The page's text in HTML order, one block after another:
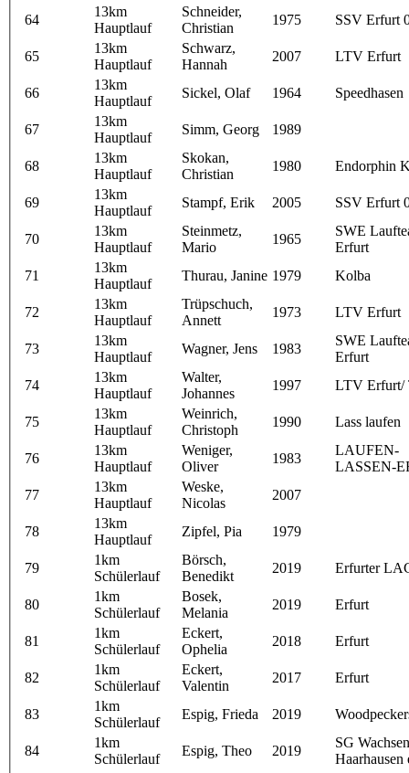
64
13km
Hauptlauf
Schneider,
Christian
1975 SSV Erfurt
65
13km
Hauptlauf
Schwarz,
Hannah
2007 LTV Erfurt
66
13km
Hauptlauf
Sickel, Olaf 1964 Speedhasen
67
13km
Hauptlauf
Simm, Georg 1989
68
13km
Hauptlauf
Skokan,
Christian
1980 Endorphin
69
13km
Hauptlauf
Stampf, Erik 2005 SSV Erfurt
70
13km
Hauptlauf
Steinmetz,
Mario
1965
SWE
Erfurt
71
13km
Hauptlauf
Thurau, Janine 1979 Kolba
72
13km
Hauptlauf
Trüpschuch,
Annett
1973 LTV Erfurt
73
13km
Hauptlauf
Wagner, Jens 1983
SWE
Erfurt
74
13km
Hauptlauf
Walter,
Johannes
1997 LTV Erfurt/
75
13km
Hauptlauf
Weinrich,
Christoph
1990 Lass laufen
76
13km
Hauptlauf
Weniger,
Oliver
1983
LAUFEN-
LASSEN-
77
13km
Hauptlauf
Weske,
Nicolas
2007
78
13km
Hauptlauf
Zipfel, Pia 1979
79
1km
Schülerlauf
Börsch,
Benedikt
2019 Erfurter
80
1km
Schülerlauf
Bosek,
Melania
2019 Erfurt
81
1km
Schülerlauf
Eckert,
Ophelia
2018 Erfurt
82
1km
Schülerlauf
Eckert,
Valentin
2017 Erfurt
83
1km
Schülerlauf
Espig, Frieda 2019
84
1km
Schülerlauf
Espig, Theo 2019
SG
Haarhausen